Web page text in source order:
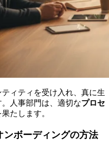
ィティを受け入れ、真に生
人事部門は、適切なプロセ
たします。
ンボーディングの方法